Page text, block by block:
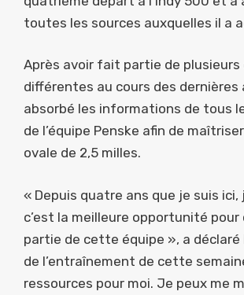
toutes les sources auxquelles il a
Après avoir fait partie de plusieurs
différentes au cours des dernières
absorbé les informations de tous
de l’équipe Penske afin de
ovale de 2,5 milles.
« Depuis quatre ans que je suis ici,
c’est la meilleure opportunité pour
partie de cette équipe », a déclaré
de l’entraînement de cette
ressources pour moi. Je peux me